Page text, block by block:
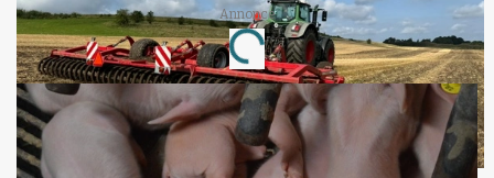
Annonce
Loading...